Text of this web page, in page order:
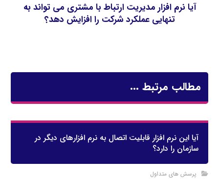
آیا نرم افزار مدیریت ارتباط با مشتری می تواند به
تنهایی عملکرد شرکت را افزایش دهد؟
مطالب مرتبط ...
آيا اين نرم افزار قابليت اتصال به نرم افزارهاي ديگر در
سازمان را دارد؟
پرسش های متداول